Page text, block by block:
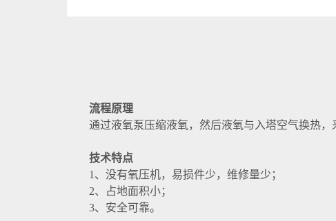
流程原理
通过液氧泵压缩液氧，然后液氧与入塔空气换热
技术特点
1、没有氧压机，易损件少，维修量少；
2、占地面积小；
3、安全可靠。